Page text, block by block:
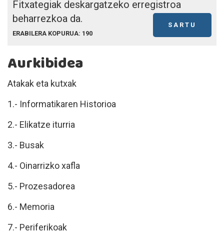
Fitxategiak deskargatzeko erregistroa
beharrezkoa da.
SARTU
ERABILERA KOPURUA: 190
Aurkibidea
Atakak eta kutxak
1.- Informatikaren Historioa
2.- Elikatze iturria
3.- Busak
4.- Oinarrizko xafla
5.- Prozesadorea
6.- Memoria
7.- Periferikoak